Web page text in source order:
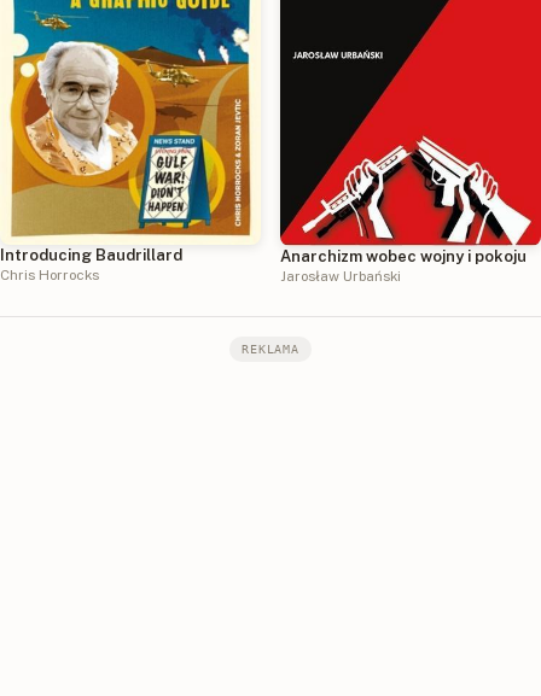
Introducing Baudrillard
Chris Horrocks
Anarchizm wobec wojny i pokoju
Jarosław Urbański
REKLAMA